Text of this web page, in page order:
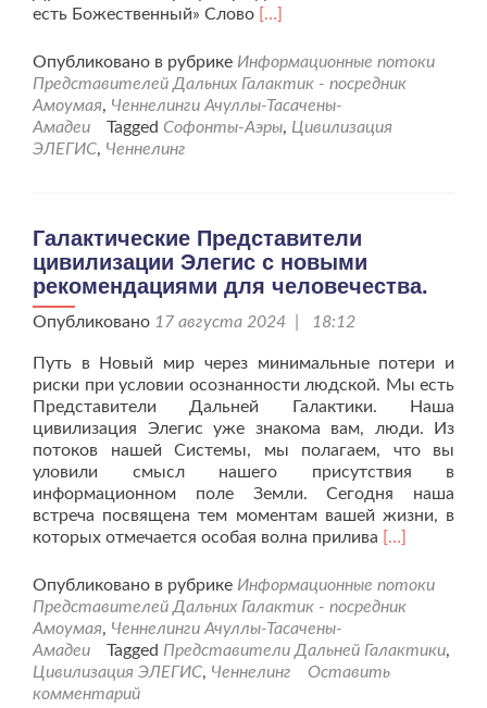
есть Божественный» Слово Читать
проГалактический
Анонс
«Время
приближается»
[…]
Опубликовано в рубрике Информационные потоки
Представителей Дальних Галактик - посредник
Амоумая, Ченнелинги Ачуллы-Тасачены-
Амадеи
Tagged Софонты-Аэры, Цивилизация
ЭЛЕГИС, Ченнелинг
Галактические Представители
цивилизации Элегис с новыми
рекомендациями для человечества.
Опубликовано 17 августа 2024 | 18:12
Путь в Новый мир через минимальные потери и
риски при условии осознанности людской. Мы есть
Представители Дальней Галактики. Наша
цивилизация Элегис уже знакома вам, люди. Из
потоков нашей Системы, мы полагаем, что вы
уловили смысл нашего присутствия в
информационном поле Земли. Сегодня наша
встреча посвящена тем моментам вашей жизни, в
которых отмечается особая волна прилива Читать
Элегис
с
[…]
Опубликовано в рубрике Информационные потоки
Представителей Дальних Галактик - посредник
Амоумая, Ченнелинги Ачуллы-Тасачены-
Амадеи
Tagged Представители Дальней Галактики,
Цивилизация ЭЛЕГИС, Ченнелинг
Оставить
комментарий